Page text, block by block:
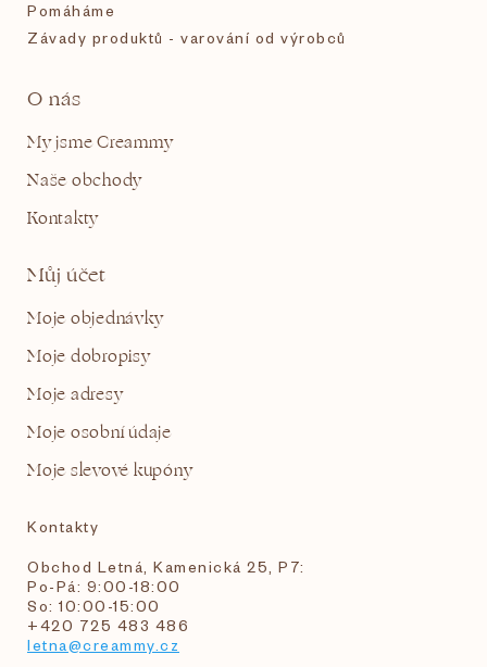
Pomáháme
Závady produktů - varování od výrobců
O nás
My jsme Creammy
Naše obchody
Kontakty
Můj účet
Moje objednávky
Moje dobropisy
Moje adresy
Moje osobní údaje
Moje slevové kupóny
Kontakty
Obchod Letná, Kamenická 25, P7:
Po-Pá: 9:00-18:00
So: 10:00-15:00
+420 725 483 486
letna@creammy.cz